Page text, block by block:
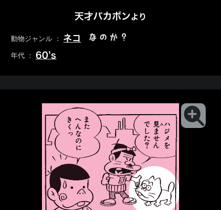
天才バカボンより
動物ジャンル ： ネコ なのか？
年代 ： 60’s